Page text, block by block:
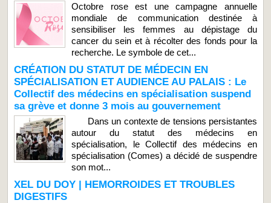
Octobre rose est une campagne annuelle
mondiale de communication destinée à
sensibiliser les femmes au dépistage du
cancer du sein et à récolter des fonds pour la
recherche. Le symbole de cet...
CRÉATION DU STATUT DE MÉDECIN EN
SPÉCIALISATION ET AUDIENCE AU PALAIS : Le
Collectif des médecins en spécialisation suspend
sa grève et donne 3 mois au gouvernement
Dans un contexte de tensions persistantes
autour du statut des médecins en
spécialisation, le Collectif des médecins en
spécialisation (Comes) a décidé de suspendre
son mot...
XEL DU DOY | HEMORROIDES ET TROUBLES
DIGESTIFS